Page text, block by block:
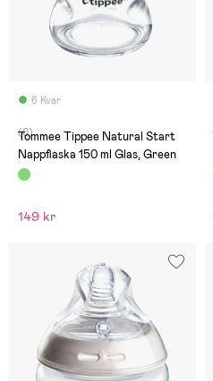
6 Kvar
(0)
Tommee Tippee Natural Start
Nappflaska 150 ml Glas, Green
149 kr